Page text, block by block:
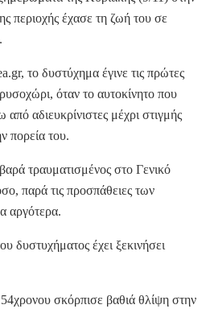
περιοχής έχασε τη ζωή του σε
το δυστύχημα έγινε τις πρώτες
όταν το αυτοκίνητο που
αδιευκρίνιστες μέχρι στιγμής
πορεία του.
τραυματισμένος στο Γενικό
παρά τις προσπάθειες των
αργότερα.
δυστυχήματος έχει ξεκινήσει
σκόρπισε βαθιά θλίψη στην